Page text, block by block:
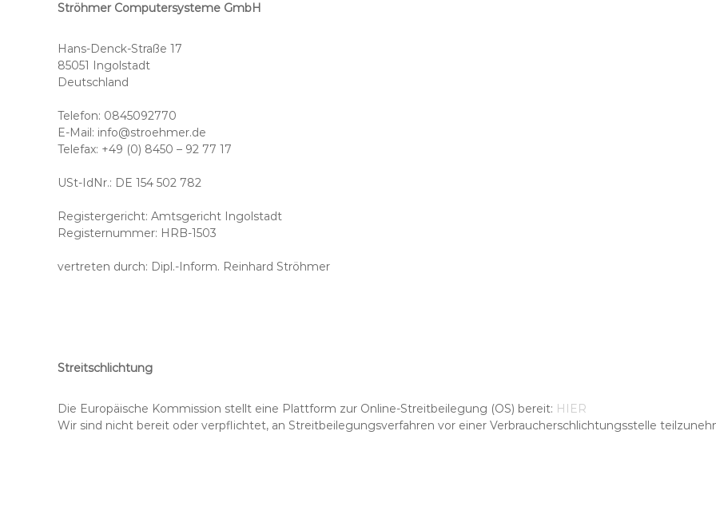
Ströhmer Computersysteme GmbH
Hans-Denck-Straße 17
85051 Ingolstadt
Deutschland
Telefon: 0845092770
E-Mail: info@stroehmer.de
Telefax: +49 (0) 8450 – 92 77 17
USt-IdNr.: DE 154 502 782
Registergericht: Amtsgericht Ingolstadt
Registernummer: HRB-1503
vertreten durch: Dipl.-Inform. Reinhard Ströhmer
Streitschlichtung
Die Europäische Kommission stellt eine Plattform zur Online-Streitbeilegung (OS) bereit: HIER
Wir sind nicht bereit oder verpflichtet, an Streitbeilegungsverfahren vor einer Verbraucherschlichtungsstelle